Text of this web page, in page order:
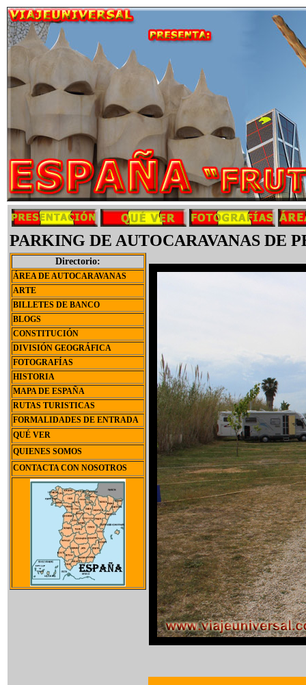
PARKING DE AUTOCARAVANAS DE
Directorio:
ÁREA DE AUTOCARAVANAS
ARTE
BILLETES DE BANCO
BLOGS
CONSTITUCIÓN
DIVISIÓN GEOGRÁFICA
FOTOGRAFÍAS
HISTORIA
MAPA DE ESPAÑA
RUTAS TURISTICAS
FORMALIDADES DE ENTRADA
QUÉ VER
QUIENES SOMOS
CONTACTA CON NOSOTROS